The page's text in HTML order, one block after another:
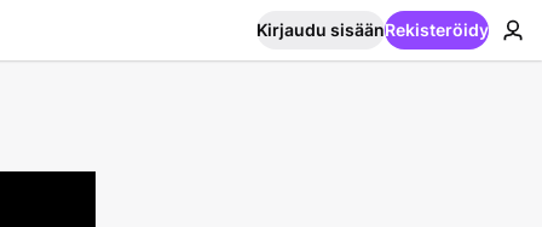
Kirjaudu sisäänRekisteröidy